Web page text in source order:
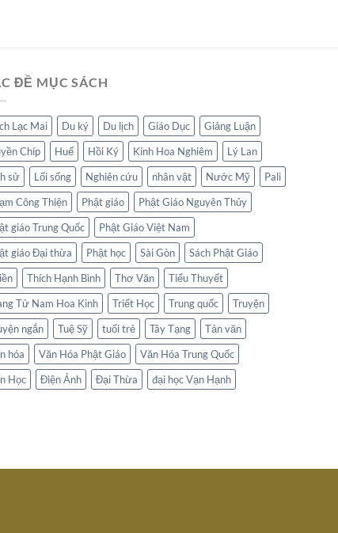
ĐỀ MỤC SÁCH
Lạc Mai Du ký Du lịch Giáo Dục
Giảng Luận
Chíp
Huế Hồi Ký Kinh Hoa Nghiêm
Lý Lan
sử
Lối sống Nghiên cứu nhân vật Nước Mỹ
Pali
Công Thiện
Phật giáo
Phật Giáo Nguyên Thủy
giáo Trung Quốc
Phật Giáo Việt Nam
giáo Đại thừa
Phật học Sài Gòn
Sách Phật Giáo
Thích Hạnh Bình Thơ Văn
Tiểu Thuyết
Tử Nam Hoa Kinh
Triết Học Trung quốc
Truyện
ngắn
Tuệ Sỹ tuổi trẻ Tây Tạng
Tản văn
hóa
Văn Hóa Phật Giáo
Văn Hóa Trung Quốc
Học
Điện Ảnh Đại Thừa đại học Vạn Hạnh